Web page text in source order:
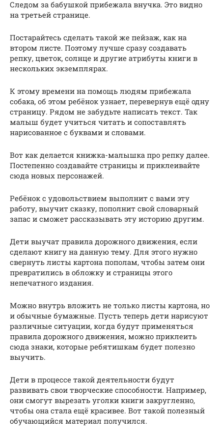
Следом за бабушкой прибежала внучка. Это видно
на третьей странице.
Постарайтесь сделать такой же пейзаж, как на
втором листе. Поэтому лучше сразу создавать
репку, цветок, солнце и другие атрибуты книги в
нескольких экземплярах.
К этому времени на помощь людям прибежала
собака, об этом ребёнок узнает, перевернув ещё одну
страницу. Рядом не забудьте написать текст. Так
малыш будет учиться читать и сопоставлять
нарисованное с буквами и словами.
Вот как делается книжка-малышка про репку далее.
Постепенно создавайте страницы и приклеивайте
сюда новых персонажей.
Ребёнок с удовольствием выполнит с вами эту
работу, выучит сказку, пополнит свой словарный
запас и сможет рассказывать эту историю другим.
Дети выучат правила дорожного движения, если
сделают книгу на данную тему. Для этого нужно
свернуть листы картона пополам, чтобы затем они
превратились в обложку и страницы этого
непечатного издания.
Можно внутрь вложить не только листы картона, но
и обычные бумажные. Пусть теперь дети нарисуют
различные ситуации, когда будут применяться
правила дорожного движения, можно приклеить
сюда знаки, которые ребятишкам будет полезно
выучить.
Дети в процессе такой деятельности будут
развивать свои творческие способности. Например,
они смогут вырезать уголки книги закругленно,
чтобы она стала ещё красивее. Вот такой полезный
обучающийся материал получился.